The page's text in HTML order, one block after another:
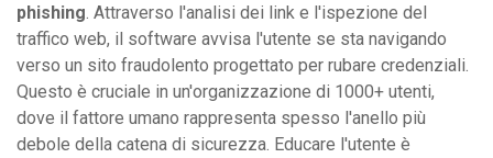
phishing. Attraverso l'analisi dei link e l'ispezione del
traffico web, il software avvisa l'utente se sta navigando
verso un sito fraudolento progettato per rubare credenziali.
Questo è cruciale in un'organizzazione di 1000+ utenti,
dove il fattore umano rappresenta spesso l'anello più
debole della catena di sicurezza. Educare l'utente è